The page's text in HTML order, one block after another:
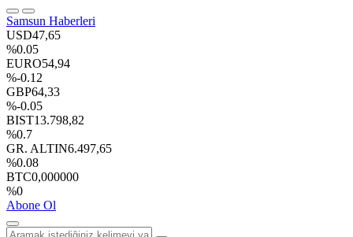
Samsun Haberleri
USD47,65
%0.05
EURO54,94
%-0.12
GBP64,33
%-0.05
BIST13.798,82
%0.7
GR. ALTIN6.497,65
%0.08
BTC0,000000
%0
Abone Ol